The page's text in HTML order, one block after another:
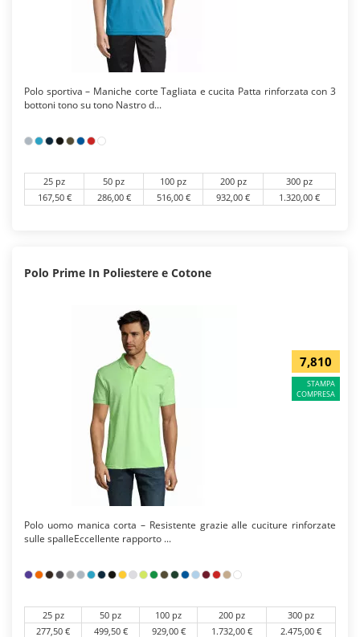
Polo sportiva – Maniche corte Tagliata e cucita Patta rinforzata con 3
bottoni tono su tono Nastro d...
25 pz 50 pz 100 pz 200 pz
300 pz
167,50 €
286,00 € 516,00 € 932,00 € 1.320,00 €
Polo Prime In Poliestere e Cotone
7,810
STAMPA
COMPRESA
Polo uomo manica corta – Resistente grazie alle cuciture rinforzate
sulle spalleEccellente rapporto ...
25 pz 50 pz 100 pz 200 pz
300 pz
277,50 €
499,50 € 929,00 € 1.732,00 € 2.475,00 €